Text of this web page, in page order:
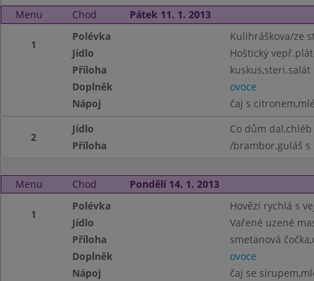
Menu
Chod Pátek 11. 1. 2013
1
Polévka
Kulihráškova/ze
Jídlo
Hoštický
Příloha
kuskus,steri.salát
Doplněk
ovoce
Nápoj
čaj s
2
Jídlo
Co dům dal,chléb
Příloha
/brambor.guláš s
Menu Chod Pondělí 14. 1. 2013
1
Polévka
Hovězí rychlá s
Jídlo
Vařené uzené
Příloha
smetanová
Doplněk
ovoce
Nápoj
čaj se